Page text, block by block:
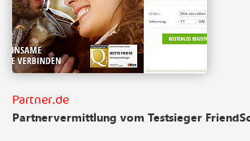
Partner.de
Partnervermittlung vom Testsieger